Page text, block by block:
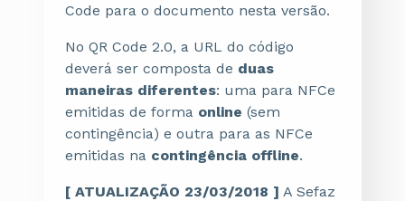
Code para o documento nesta versão.
No QR Code 2.0, a URL do código
deverá ser composta de duas
maneiras diferentes: uma para NFCe
emitidas de forma online (sem
contingência) e outra para as NFCe
emitidas na contingência offline.
[ ATUALIZAÇÃO 23/03/2018 ] A Sefaz